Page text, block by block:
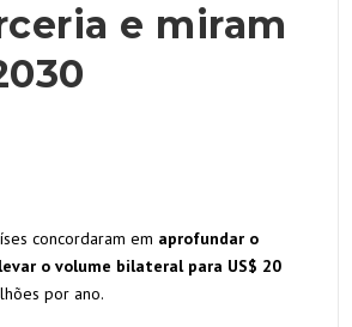
e miram
concordaram em aprofundar o
o volume bilateral para US$ 20
por ano.